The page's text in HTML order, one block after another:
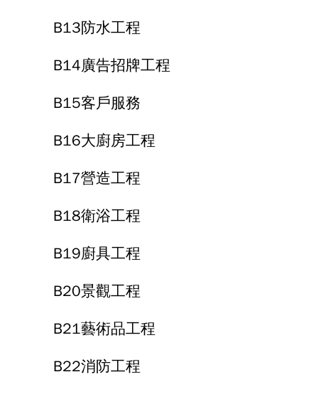
B13防水工程
B14廣告招牌工程
B15客戶服務
B16大廚房工程
B17營造工程
B18衛浴工程
B19廚具工程
B20景觀工程
B21藝術品工程
B22消防工程